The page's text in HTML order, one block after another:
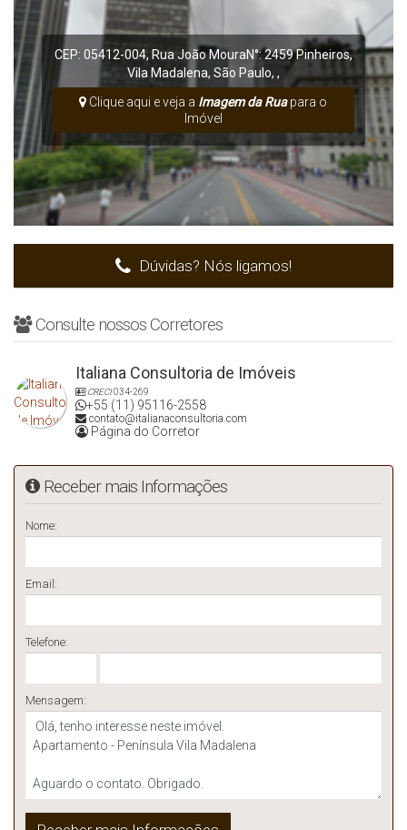
CEP: 05412-004, Rua João MouraN°:2459Pinheiros,
Vila Madalena, São Paulo, ,
Clique aqui e veja a Imagem da Ruapara o
Imóvel
Dúvidas? Nós ligamos!
Consulte nossos Corretores
Italiana Consultoria de Imóveis
CRECI034-269
+55 (11) 95116-2558
contato@italianaconsultoria.com
Página do Corretor
Receber mais Informações
Nome:
Email:
Telefone:
Mensagem: